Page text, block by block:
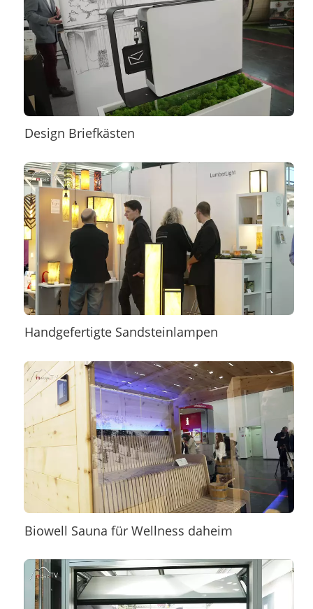
Design Briefkästen
Handgefertigte Sandsteinlampen
Biowell Sauna für Wellness daheim